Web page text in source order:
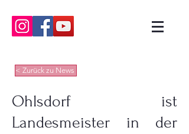
< Zurück zu News
Ohlsdorf ist
Landesmeister in der